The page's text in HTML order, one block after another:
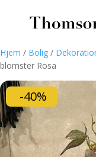
Hjem / Bolig /
blomster Rosa
-40%